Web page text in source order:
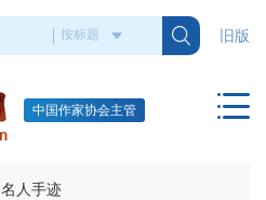
旧版
中国作家协会主管
名人手迹